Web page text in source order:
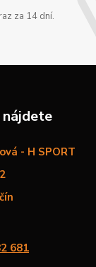
za 14 dní.
nájdete
- H SPORT
681